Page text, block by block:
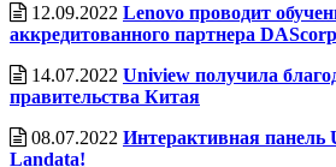
12.09.2022 Lenovo проводит
аккредитованного партнера DAScorp
14.07.2022 Uniview получила
правительства Китая
08.07.2022 Интерактивная панель
Landata!